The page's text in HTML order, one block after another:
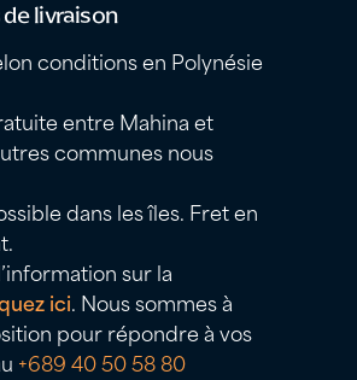
livraison
conditions en Polynésie
entre Mahina et
communes nous
dans les îles. Fret en
sur la
ici. Nous sommes à
pour répondre à vos
+689 40 50 58 80